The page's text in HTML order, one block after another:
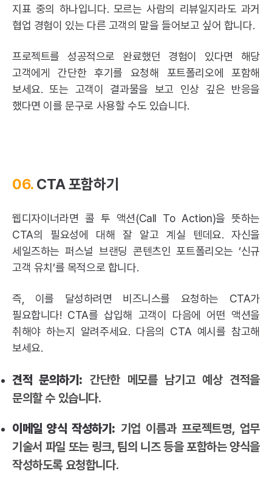
지표 중의 하나입니다. 모르는 사람의 리뷰일지라도 과거
협업 경험이 있는 다른 고객의 말을 들어보고 싶어 합니다.
프로젝트를 성공적으로 완료했던 경험이 있다면 해당
고객에게 간단한 후기를 요청해 포트폴리오에 포함해
보세요. 또는 고객이 결과물을 보고 인상 깊은 반응을
했다면 이를 문구로 사용할 수도 있습니다.
06.CTA 포함하기
웹디자이너라면 콜 투 액션(Call To Action)을 뜻하는
CTA의 필요성에 대해 잘 알고 계실 텐데요. 자신을
세일즈하는 퍼스널 브랜딩 콘텐츠인 포트폴리오는 ‘신규
고객 유치’를 목적으로 합니다.
즉, 이를 달성하려면 비즈니스를 요청하는 CTA가
필요합니다! CTA를 삽입해 고객이 다음에 어떤 액션을
취해야 하는지 알려주세요. 다음의 CTA 예시를 참고해
보세요.
견적 문의하기: 간단한 메모를 남기고 예상 견적을
문의할 수 있습니다.
이메일 양식 작성하기: 기업 이름과 프로젝트명, 업무
기술서 파일 또는 링크, 팀의 니즈 등을 포함하는 양식을
작성하도록 요청합니다.